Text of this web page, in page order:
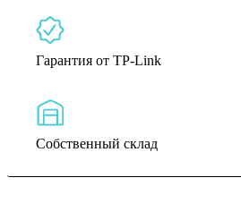
Гарантия от TP-Link
Собственный склад